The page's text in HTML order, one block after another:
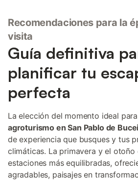
Recomendaciones para la
visita
Guía definitiva
planificar tu
perfecta
La elección del momento ideal
agroturismo en San Pablo de
de experiencia que busques y tus
climáticas. La primavera y el otoño
estaciones más equilibradas,
agradables, paisajes en